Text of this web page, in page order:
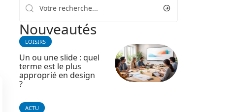
Nouveautés
LOISIRS
Un ou une slide : quel
terme est le plus
approprié en design
?
ACTU